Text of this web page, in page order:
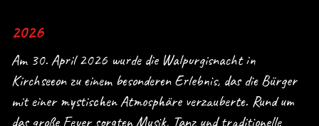
2026
Am 30. April 2026 wurde die Walpurgisnacht in
Kirchseeon zu einem besonderen Erlebnis, das die Bürger
mit einer mystischen Atmosphäre verzauberte. Rund um
das große Feuer sorgten Musik, Tanz und traditionelle